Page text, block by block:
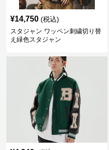
¥14,750 (税込)
スタジャン ワッペン刺繍切り替
え緑色スタジャン